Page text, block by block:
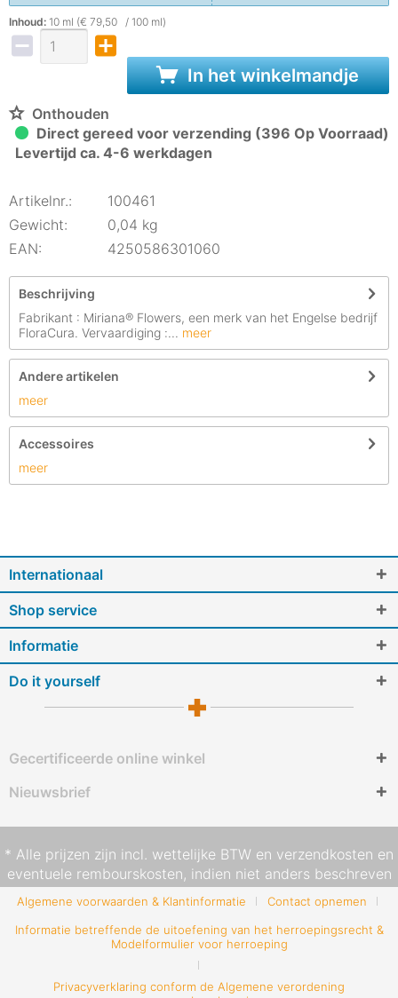
Inhoud: 10 ml (€ 79,50 / 100 ml)
In het winkelmandje
Onthouden
Direct gereed voor verzending (396 Op Voorraad)
Levertijd ca. 4-6 werkdagen
Artikelnr.:
100461
Gewicht:
0,04 kg
EAN:
4250586301060
Beschrijving
Fabrikant : Miriana® Flowers, een merk van het Engelse bedrijf
FloraCura. Vervaardiging :... meer
Andere artikelen
meer
Accessoires
meer
Internationaal
Shop service
Informatie
Do it yourself
Gecertificeerde online winkel
Nieuwsbrief
* Alle prijzen zijn incl. wettelijke BTW en verzendkosten en
eventuele rembourskosten, indien niet anders beschreven
Algemene voorwaarden & Klantinformatie
Contact opnemen
Informatie betreffende de uitoefening van het herroepingsrecht &
Modelformulier voor herroeping
Privacyverklaring conform de Algemene verordening